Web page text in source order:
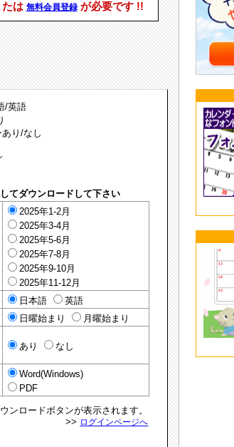
は 無料会員登録が必要です !!
/英語
り/なし
てダウンロードして下さい
2025年1-2月
2025年3-4月
2025年5-6月
2025年7-8月
2025年9-10月
2025年11-12月
日本語
英語
日曜始まり
月曜始まり
あり なし
Word(Windows)
PDF
ンロードボタンが表示されます。
>> ログインページへ